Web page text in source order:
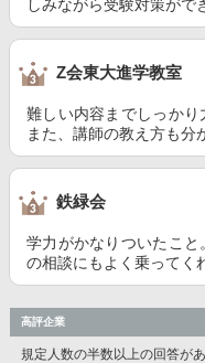
しみながら受験対策がで
Z会東大進学教室
難しい内容までしっかり
また、講師の教え方も分
鉄緑会
学力がかなりついたこ
の相談にもよく乗ってく
高評企業
規定人数の半数以上の回答が